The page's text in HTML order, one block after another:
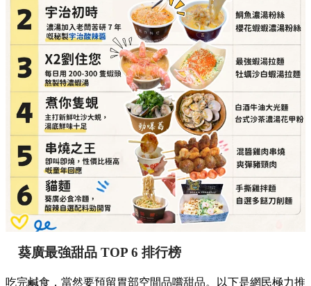
葵廣最強甜品 TOP 6 排行榜
吃完鹹食，當然要預留胃部空間品嚐甜品。以下是網民極力推